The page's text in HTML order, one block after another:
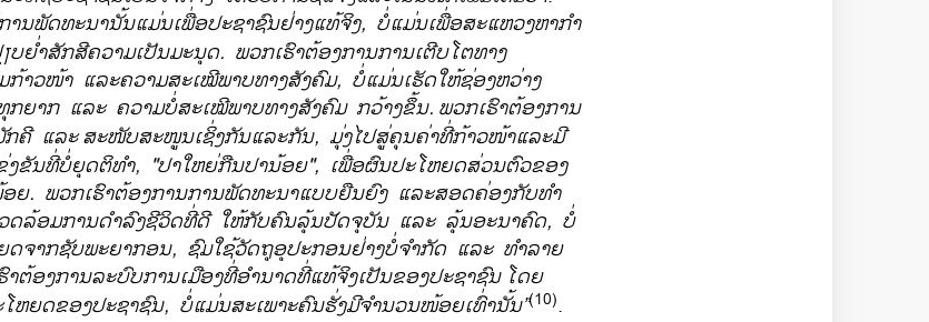
ນ​ພັດ​ທະ​ນານັ້ນ​ແມ່ນ​ເພື່ອ​ປະ​ຊາ​ຊົນ​ຢ່າງ​ແທ້​ຈິງ, ບໍ່​ແມ່ນ​ເພື່ອສະແຫວງຫາ​​ກຳ​
ຍ່ຳ​​ສັກ​ສີຄວາມເປັນ​ມະ​ນຸດ. ພວກ​ເຮົາ​ຕ້ອງການ​ການ​ເຕີບ​ໂຕ​ທາງ​
ກ້າວໜ້າ​​ ແລະຄວາມ​ສະ​ເໝີ​ພາບທາງສັງຄົມ, ບໍ່​ແມ່ນເຮັດໃຫ້​ຊ່ອງ​ຫວ່າງ​
ຍາກ ​ແລະ ຄວາມ​ບໍ່​ສະ​ເໝີ​ພາບ​ທາງ​ສັງຄົມ ກວ້າງຂຶ້ນ. ພວກເຮົາຕ້ອງການ
ກຄີ ແລະສະໜັບສະໜູນເຊິ່ງກັນແລະກັນ, ມຸ່ງໄປສູ່ຄຸນຄ່າທີ່ກ້າວໜ້າແລະມີ
ງຂັນທີ່ບໍ່ຍຸດຕິທໍາ, "ປາໃຫຍ່ກືນປານ້ອຍ", ເພື່ອຜົນປະໂຫຍດສ່ວນຕົວຂອງ
. ພວກ​ເຮົາ​ຕ້ອງການ​ການ​ພັດທະນາ​ແບບ​ຍືນ​ຍົງ ແລະ​ສອດຄ່ອງ​ກັບ​ທຳ​
ດລ້ອມ​ການດຳລົງຊີວິດທີ່​ດີ​ ໃຫ້​ກັບຄົນ​ລຸ້ນປັດຈຸບັນ ​ແລະ ລຸ້ນອະນາຄົດ, ບໍ່
ດຈາກ​ຊັບພະຍາກອນ, ຊົມ​ໃຊ້​ວັດຖຸ​ອຸປະກອນ​ຢ່າງ​ບໍ່​ຈຳກັດ ​ແລະ ທຳລາຍ​
າຕ້ອງການລະບົບການເມືອງທີ່ອໍານາດທີ່ແທ້ຈິງເປັນຂອງປະຊາຊົນ ໂດຍ
ຫຍດຂອງປະຊາຊົນ, ບໍ່ແມ່ນສະເພາະຄົນຮັ່ງມີຈຳນວນໜ້ອຍເທົ່ານັ້ນ”(10).